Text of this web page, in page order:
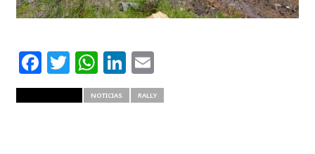
Facebook
Twitter
WhatsApp
LinkedIn
Email
NOTICIAS RALLY